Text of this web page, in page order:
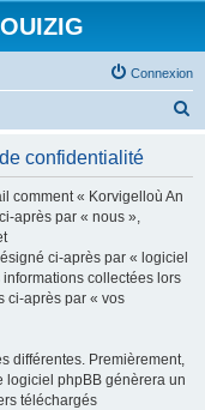
Connexion
confidentialité
comment « Korvigelloù An
après par « nous »,
ci-après par « logiciel
collectées lors
ci-après par « vos
différentes. Premièrement,
logiciel phpBB génèrera un
téléchargés